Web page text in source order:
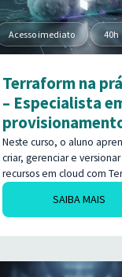
Acesso imediato 40h
Terraform na
– Especialista
Cloud na GCP
Neste curso, o aluno
criar, gerenciar e versionar
recursos em cloud com
dominando a ferramenta
foco em arquitetura,
e melhores práticas de
infraestrutura como
Google Cloud Platform
SAIBA MAIS